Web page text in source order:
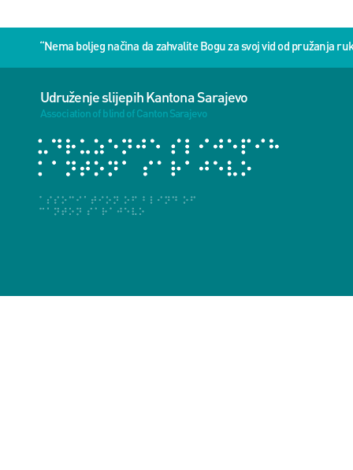
“Nema boljeg načina da zahvalite Bogu za svoj vid od pružanja
Udruženje slijepih Kantona Sarajevo
Association of blind of Canton Sarajevo